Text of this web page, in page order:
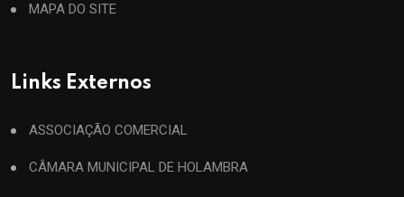
MAPA DO SITE
Links Externos
ASSOCIAÇÃO COMERCIAL
CÂMARA MUNICIPAL DE HOLAMBRA